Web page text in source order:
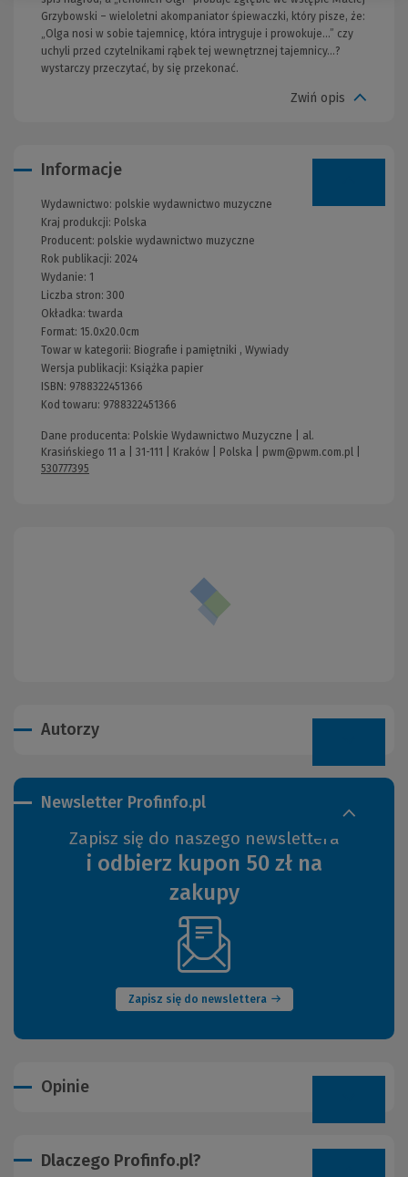
Grzybowski – wieloletni akompaniator śpiewaczki, który pisze, że:
„Olga nosi w sobie tajemnicę, która intryguje i prowokuje…” czy
uchyli przed czytelnikami rąbek tej wewnętrznej tajemnicy…?
wystarczy przeczytać, by się przekonać.
Zwiń opis
Informacje
Wydawnictwo: polskie wydawnictwo muzyczne
Kraj produkcji: Polska
Producent: polskie wydawnictwo muzyczne
Rok publikacji: 2024
Wydanie: 1
Liczba stron: 300
Okładka:twarda
Format: 15.0x20.0cm
Towar w kategorii: Biografie i pamiętniki , Wywiady
Wersja publikacji: Książka papier
ISBN: 9788322451366
Kod towaru: 9788322451366
Dane producenta: Polskie Wydawnictwo Muzyczne | al.
Krasińskiego 11 a | 31-111 | Kraków | Polska | pwm@pwm.com.pl
530777395
Autorzy
Newsletter Profinfo.pl
Zapisz się do naszego newslettera
i odbierz kupon 50 zł na
zakupy
Zapisz się do newslettera
(Nowe
okno)
Opinie
Dlaczego Profinfo.pl?